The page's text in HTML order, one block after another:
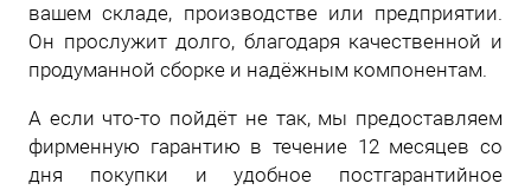
вашем складе, производстве или предприятии.
Он прослужит долго, благодаря качественной и
продуманной сборке и надёжным компонентам.
А если что-то пойдёт не так, мы предоставляем
фирменную гарантию в течение 12 месяцев со
дня покупки и удобное постгарантийное